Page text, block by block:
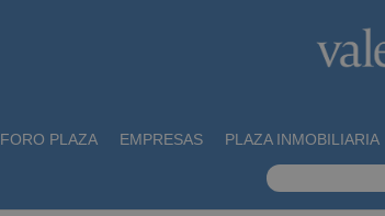
FORO PLAZA EMPRESAS PLAZA INMOBILIARIA